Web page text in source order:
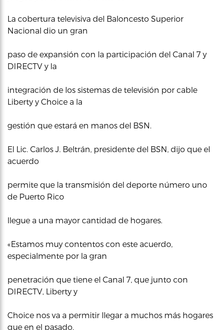
La cobertura televisiva del Baloncesto Superior
Nacional dio un gran
paso de expansión con la participación del Canal 7 y
DIRECTV y la
integración de los sistemas de televisión por cable
Liberty y Choice a la
gestión que estará en manos del BSN.
El Lic. Carlos J. Beltrán, presidente del BSN, dijo que el
acuerdo
permite que la transmisión del deporte número uno
de Puerto Rico
llegue a una mayor cantidad de hogares.
«Estamos muy contentos con este acuerdo,
especialmente por la gran
penetración que tiene el Canal 7, que junto con
DIRECTV, Liberty y
Choice nos va a permitir llegar a muchos más hogares
que en el pasado.